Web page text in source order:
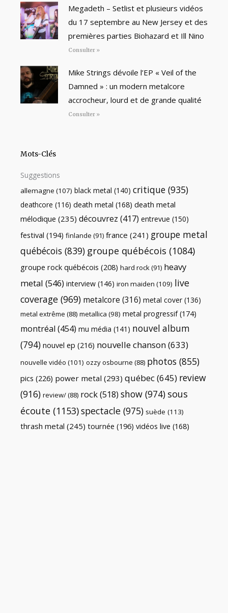
Megadeth – Setlist et plusieurs vidéos
du 17 septembre au New Jersey et des
premières parties Biohazard et Ill Nino
Consulter »
Mike Strings dévoile l’EP « Veil of the
Damned » : un modern metalcore
accrocheur, lourd et de grande qualité
Consulter »
Mots-Clés
Suggestions
allemagne (107) black metal (140) critique (935)
deathcore (116) death metal (168) death metal
mélodique (235) découvrez (417) entrevue (150)
festival (194) finlande (91) france (241) groupe metal
québécois (839) groupe québécois (1084)
groupe rock québécois (208) hard rock(91) heavy
metal (546) interview (146) iron maiden (109) live
coverage (969) metalcore (316) metal cover (136)
metal extrême (88) metallica (98) metal progressif(174)
montréal (454) mu média (141) nouvel album
(794) nouvel ep (216) nouvelle chanson(633)
nouvelle vidéo (101) ozzy osbourne (88) photos (855)
pics (226) power metal (293) québec(645) review
(916) review/(88) rock(518) show (974) sous
écoute (1153)spectacle (975) suède (113)
thrash metal (245) tournée (196) vidéos live (168)